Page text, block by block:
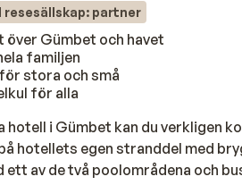
resesällskap: partner
Gümbet och havet
familjen
stora och små
för alla
hotell i Gümbet kan du verkligen
hotellets egen stranddel med
av de två poolområdena och